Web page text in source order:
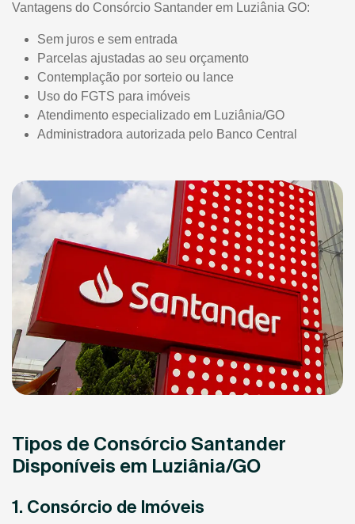
Vantagens do Consórcio Santander em Luziânia GO:
Sem juros e sem entrada
Parcelas ajustadas ao seu orçamento
Contemplação por sorteio ou lance
Uso do FGTS para imóveis
Atendimento especializado em Luziânia/GO
Administradora autorizada pelo Banco Central
Tipos de Consórcio Santander
Disponíveis em Luziânia/GO
1. Consórcio de Imóveis